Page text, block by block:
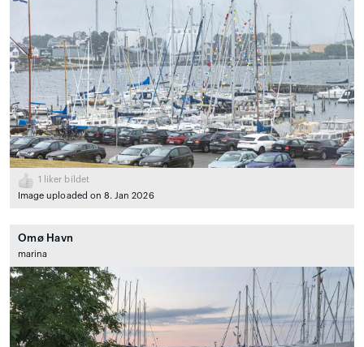
1
liker bildet
Image uploaded on 8. Jan 2026
Omø Havn
marina